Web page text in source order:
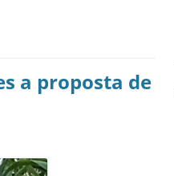
a proposta de